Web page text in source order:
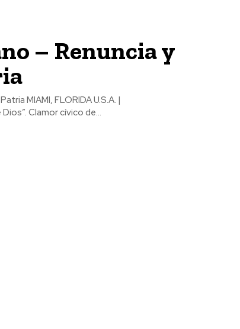
– Renuncia y
es hechura de Dios”. Clamor cívico de...